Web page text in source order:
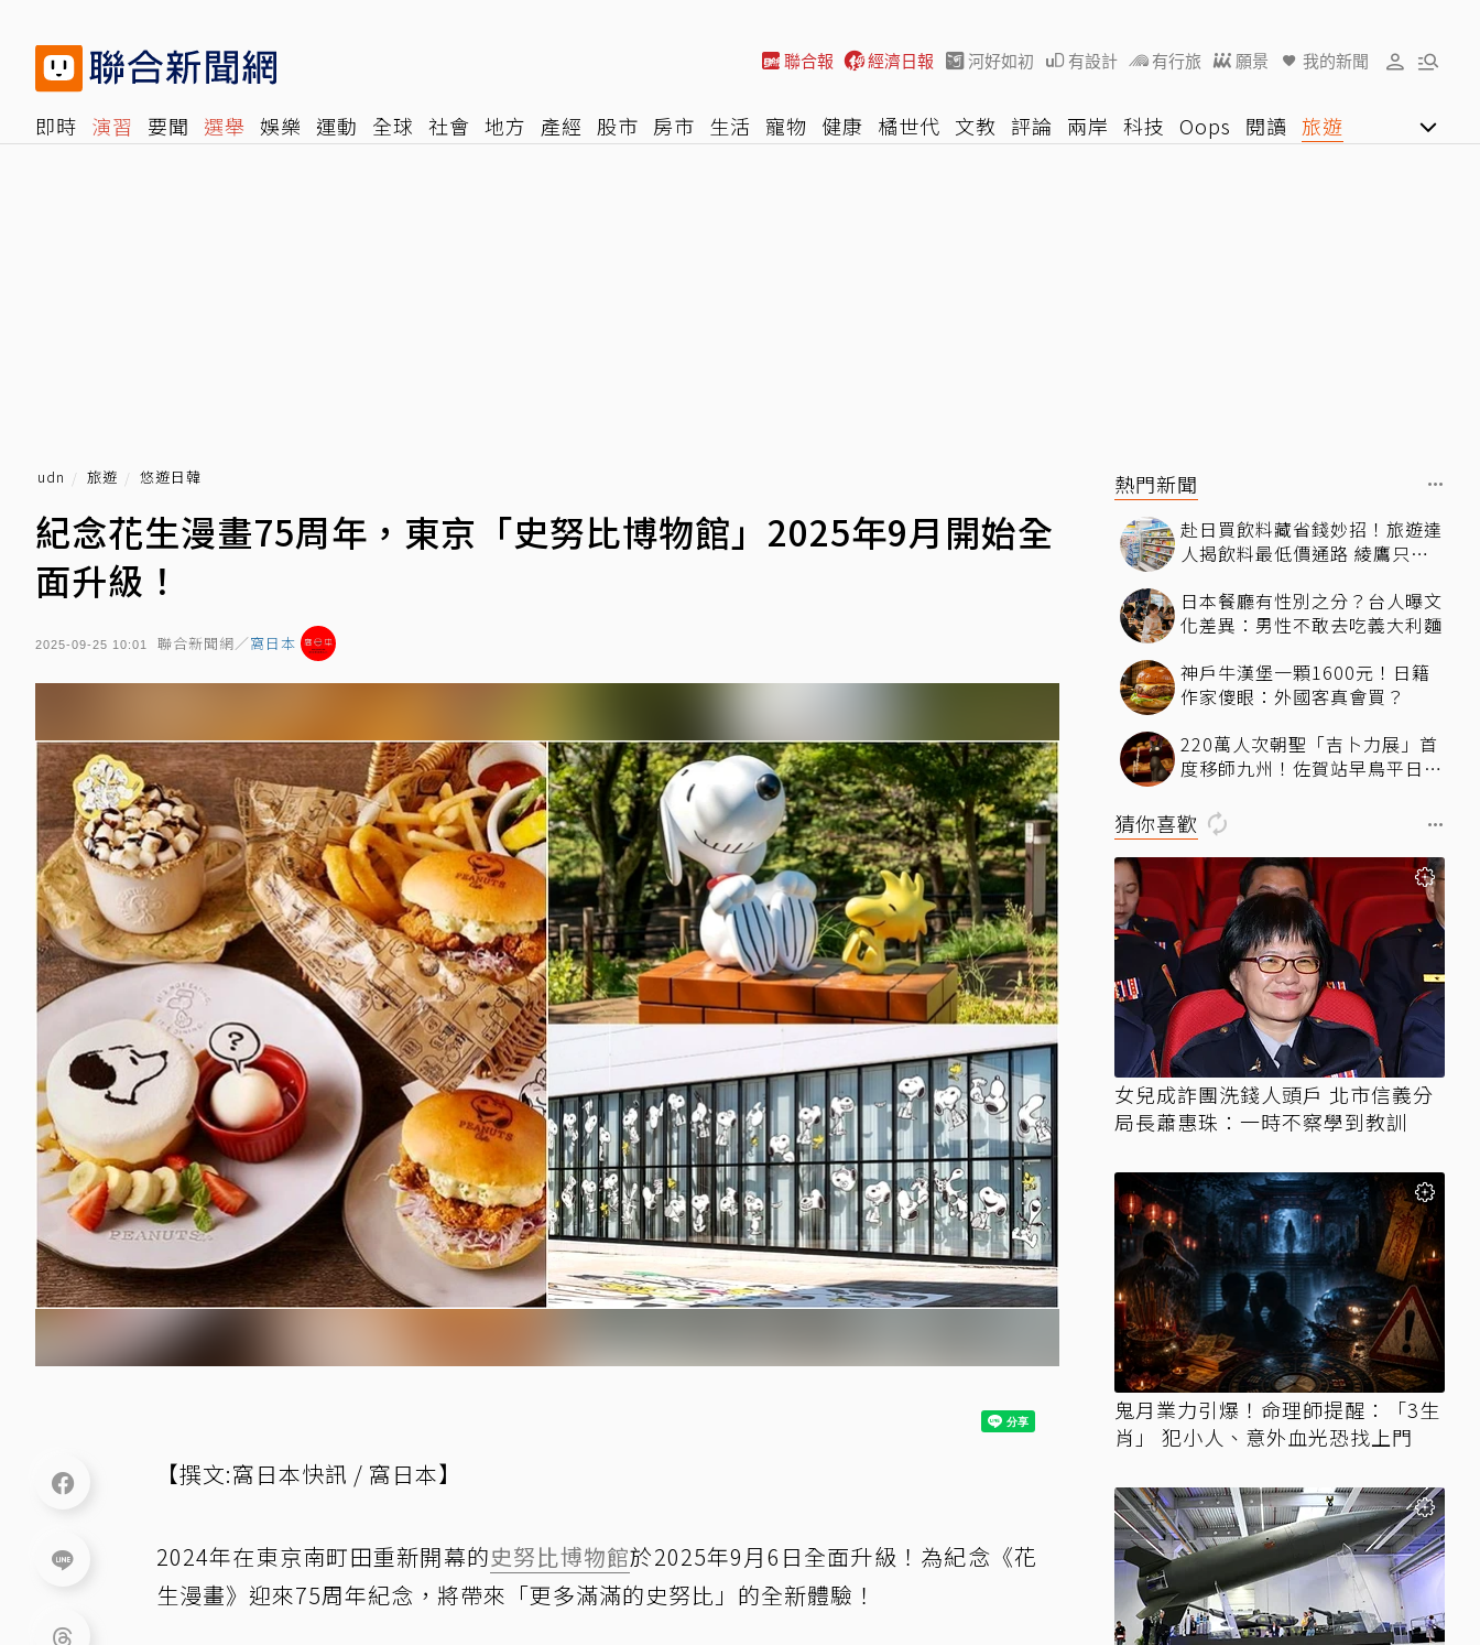
聯合報 經濟日報 河好如初 有設計 有行旅 願景 我的新聞
即時 演習 要聞 選舉 娛樂 運動 全球 社會 地方 產經 股市 房市 生活 寵物 健康 橘世代 文教 評論 兩岸 科技 Oops 閱讀 旅遊
udn 旅遊 悠遊日韓
紀念花生漫畫75周年，東京「史努比博物館」2025年9月開始全
面升級！
2025-09-25 10:01 聯合新聞網／窩日本
【撰文:窩日本快訊 / 窩日本】
2024年在東京南町田重新開幕的史努比博物館於2025年9月6日全面升級！為紀念《花
生漫畫》迎來75周年紀念，將帶來「更多滿滿的史努比」的全新體驗！
熱門新聞
赴日買飲料藏省錢妙招！旅遊達
人揭飲料最低價通路 綾鷹只要
日本餐廳有性別之分？台人曝文
化差異：男性不敢去吃義大利麵
神戶牛漢堡一顆1600元！日籍
作家傻眼：外國客真會買？
220萬人次朝聖「吉卜力展」首
度移師九州！佐賀站早鳥平日套
猜你喜歡
女兒成詐團洗錢人頭戶 北市信義分
局長蕭惠珠：一時不察學到教訓
鬼月業力引爆！命理師提醒：「3生
肖」 犯小人、意外血光恐找上門